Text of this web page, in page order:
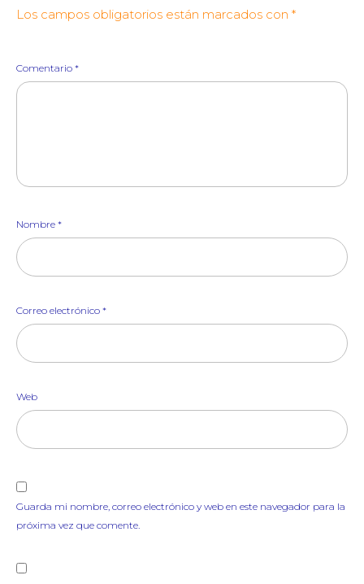
Los campos obligatorios están marcados con *
Comentario *
Nombre *
Correo electrónico *
Web
Guarda mi nombre, correo electrónico y web en este navegador para la
próxima vez que comente.